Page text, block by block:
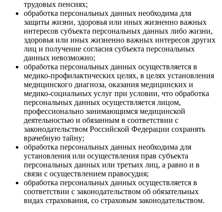
трудовых пенсиях;
обработка персональных данных необходима для
защиты жизни, здоровья или иных жизненно важных
интересов субъекта персональных данных либо жизни,
здоровья или иных жизненно важных интересов других
лиц и получение согласия субъекта персональных
данных невозможно;
обработка персональных данных осуществляется в
медико-профилактических целях, в целях установления
медицинского диагноза, оказания медицинских и
медико-социальных услуг при условии, что обработка
персональных данных осуществляется лицом,
профессионально занимающимся медицинской
деятельностью и обязанным в соответствии с
законодательством Российской Федерации сохранять
врачебную тайну;
обработка персональных данных необходима для
установления или осуществления прав субъекта
персональных данных или третьих лиц, а равно и в
связи с осуществлением правосудия;
обработка персональных данных осуществляется в
соответствии с законодательством об обязательных
видах страхования, со страховым законодательством.